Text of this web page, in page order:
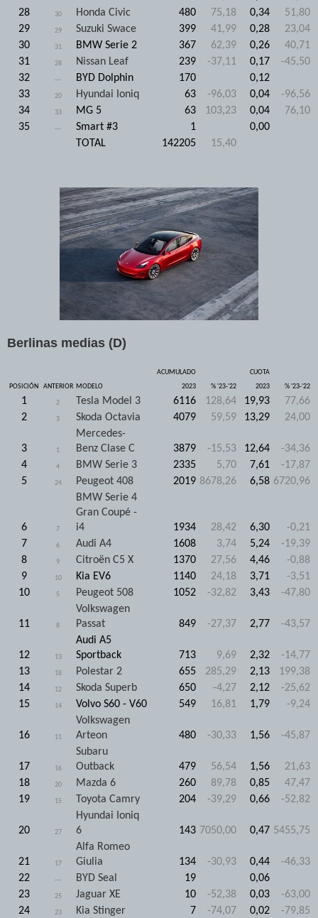
28
30 Honda Civic 480 75,18 0,34
51,80
29
29 Suzuki Swace 399 41,99 0,28
23,04
30
31 BMW Serie 2 367 62,39 0,26
40,71
31
28 Nissan Leaf 239 -37,11 0,17
-45,50
32
--- BYD Dolphin 170
0,12
33
20 Hyundai Ioniq 63 -96,03 0,04
-96,56
34
33 MG 5 63 103,23 0,04
76,10
35
--- Smart #3 1
0,00
TOTAL
142205 15,40
Berlinas medias (D)
POSICIÓN ANTERIOR MODELO
ACUMULADO
2023
% '23-'22
CUOTA
2023
% '23-'22
1 2 Tesla Model 3 6116 128,64 19,93
77,66
2
3 Skoda Octavia 4079 59,59 13,29 24,00
3 1
Mercedes-
Benz Clase C
3879 -15,53 12,64
-34,36
4
4 BMW Serie 3 2335 5,70 7,61
-17,87
5
24 Peugeot 408 2019 8678,26 6,58 6720,96
6 7
BMW Serie 4
Gran Coupé -
i4
1934 28,42 6,30
-0,21
7
6 Audi A4 1608 3,74 5,24
-19,39
8
9 Citroën C5 X 1370 27,56 4,46
-0,88
9
10 Kia EV6 1140 24,18 3,71
-3,51
10
5 Peugeot 508 1052 -32,82 3,43 -47,80
11 8
Volkswagen
Passat
849 -27,37 2,77 -43,57
12 13
Audi A5
Sportback
713 9,69 2,32
-14,77
13
18 Polestar 2 655 285,29 2,13
199,38
14
12 Skoda Superb 650 -4,27 2,12
-25,62
15
14 Volvo S60 - V60 549 16,81 1,79 -9,24
16 11
Volkswagen
Arteon
480 -30,33 1,56 -45,87
17 16
Subaru
Outback
479 56,54 1,56
21,63
18
20 Mazda 6 260 89,78 0,85
47,47
19
15 Toyota Camry 204 -39,29 0,66 -52,82
20 27
Hyundai Ioniq
6
143 7050,00 0,47 5455,75
21 17
Alfa Romeo
Giulia
134 -30,93 0,44
-46,33
22
--- BYD Seal 19
0,06
23
25 Jaguar XE 10 -52,38 0,03
-63,00
24
23 Kia Stinger 7 -74,07 0,02
-79,85